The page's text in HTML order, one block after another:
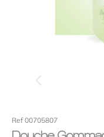
Ref 00705807
Efficacité
Votre avis